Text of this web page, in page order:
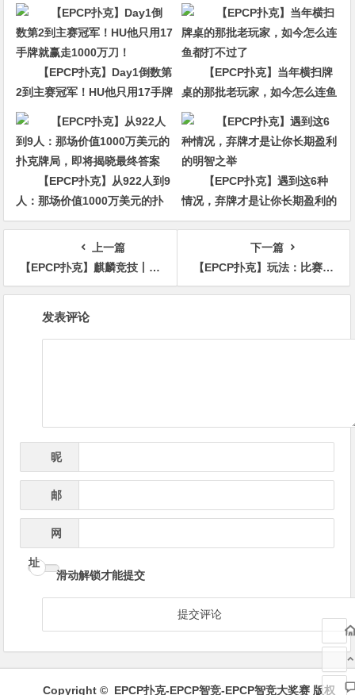
【EPCP扑克】Day1倒数第
2到主赛冠军！HU他只用17手牌
就赢走1000万刀！
【EPCP扑克】当年横扫牌
桌的那批老玩家，如今怎么连鱼
都打不过了
【EPCP扑克】从922人到9
人：那场价值1000万美元的扑
克牌局，即将揭晓最终答案
【EPCP扑克】遇到这6种
情况，弃牌才是让你长期盈利的
明智之举
上一篇
【EPCP扑克】麒麟竞技丨麒麟杯B组92人次参赛 选手方c以364500记分牌领衔21人晋级
下一篇
【EPCP扑克】玩法：比赛只剩不到5bb时，拿到JTs应该想都不想就全下！
发表评论
昵
*
邮
*
网
址
滑动解锁才能提交
Copyright © EPCP扑克-EPCP智竞-EPCP智竞大奖赛版权